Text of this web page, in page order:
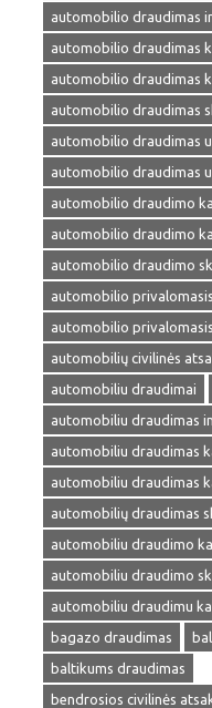
automobilio draudimas
automobilio draudimas
automobilio draudimas
automobilio draudimas
automobilio draudimas
automobilio draudimas
automobilio draudimo
automobilio draudimo
automobilio draudimo
automobilio
automobilio
automobilių civilinės
automobiliu draudimai
automobiliu draudimas
automobiliu draudimas
automobiliu draudimas
automobilių draudimas
automobiliu draudimo
automobiliu draudimo
automobiliu draudimu
bagazo draudimas
baltikums draudimas
bendrosios civilinės